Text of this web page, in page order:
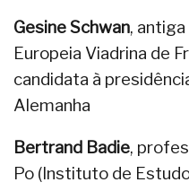
Gesine Schwan,
Europeia Viadrina de
candidata à
Alemanha
Bertrand Badie,
Po (Instituto de